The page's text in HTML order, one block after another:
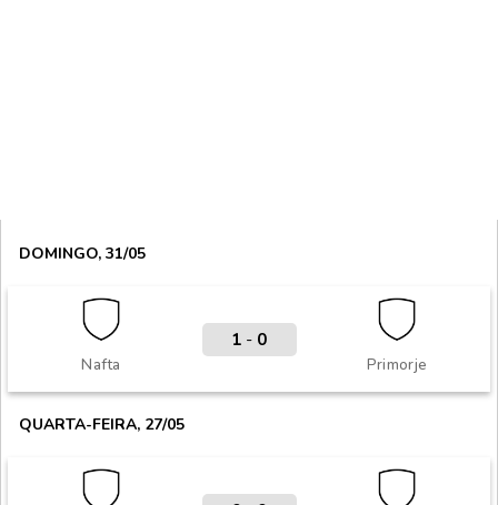
DOMINGO, 31/05
Nafta Primorje
1 - 0
QUARTA-FEIRA, 27/05